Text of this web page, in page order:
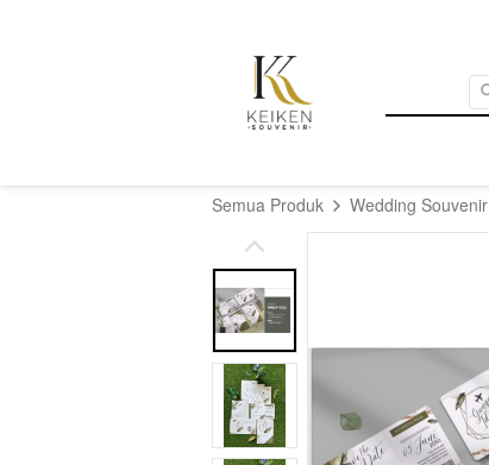
Semua Produk Wedding Souvenir